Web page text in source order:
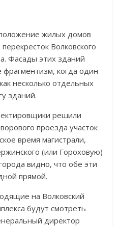
жилых домов
Волковского
Фасады этих зданий
когда один
несколько отдельных
зданий.
решили
проезда участок
время магистрали,
(или Гороховую)
видно, что обе эти
прямой.
на Волковский
будут смотреть
директор